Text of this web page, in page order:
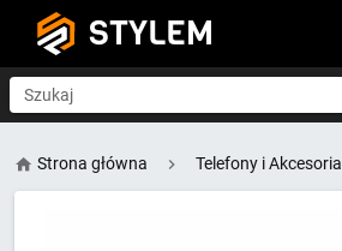
STYLEM
Szukaj
Strona główna Telefony i Akcesoria